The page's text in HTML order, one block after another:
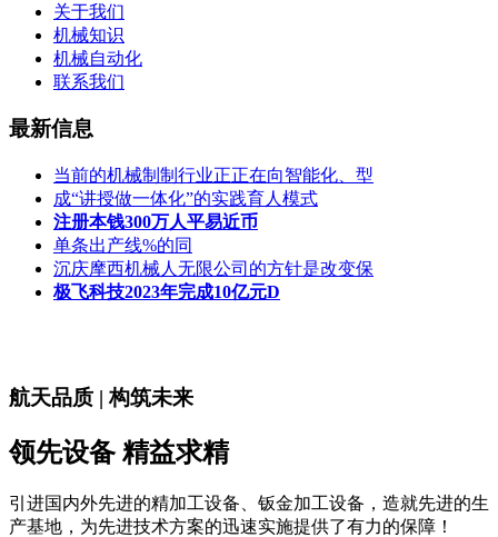
关于我们
机械知识
机械自动化
联系我们
最新信息
当前的机械制制行业正正在向智能化、型
成“讲授做一体化”的实践育人模式
注册本钱300万人平易近币
单条出产线%的同
沉庆摩西机械人无限公司的方针是改变保
极飞科技2023年完成10亿元D
航天品质 | 构筑未来
领先设备 精益求精
引进国内外先进的精加工设备、钣金加工设备，造就先进的生
产基地，为先进技术方案的迅速实施提供了有力的保障！